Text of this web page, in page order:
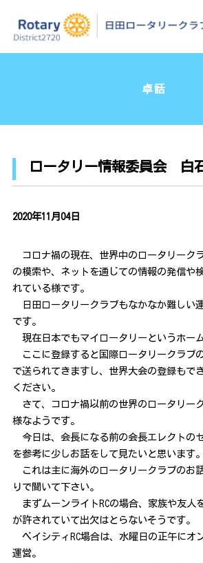
卓話
ロータリー情報委員会 白
2020年11月04日
コロナ禍の現在、世界中のロータリーク
の模索や、ネットを通じての情報の発信や
れている様です。
日田ロータリークラブもなかなか難しい
です。
現在日本でもマイロータリーというホー
ここに登録すると国際ロータリークラブ
で送られてきますし、世界大会の登録もで
ください。
さて、コロナ禍以前の世界のロータリー
様なようです。
今日は、会長になる前の会長エレクトの
を参考に少しお話をして見たいと思います。
これは主に海外のロータリークラブのお
りで聞いて下さい。
まずムーンライト RCの場合、家族や友人
が許されていて出欠はとらないそうです。
ベイシティ RC場合は、水曜日の正午にオ
運営。